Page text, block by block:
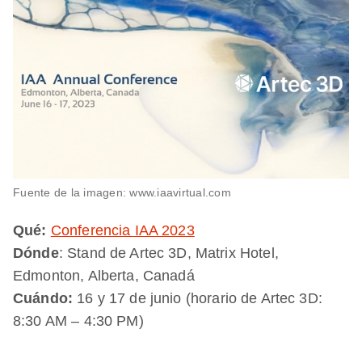
Fuente de la imagen: www.iaavirtual.com
Qué: Conferencia IAA 2023
Dónde: Stand de Artec 3D, Matrix Hotel,
Edmonton, Alberta, Canadá
Cuándo: 16 y 17 de junio (horario de Artec 3D:
8:30 AM – 4:30 PM)